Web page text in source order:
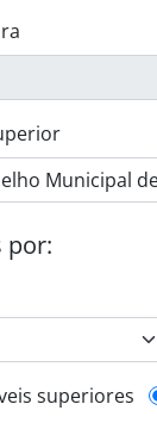
por:
de
superiores